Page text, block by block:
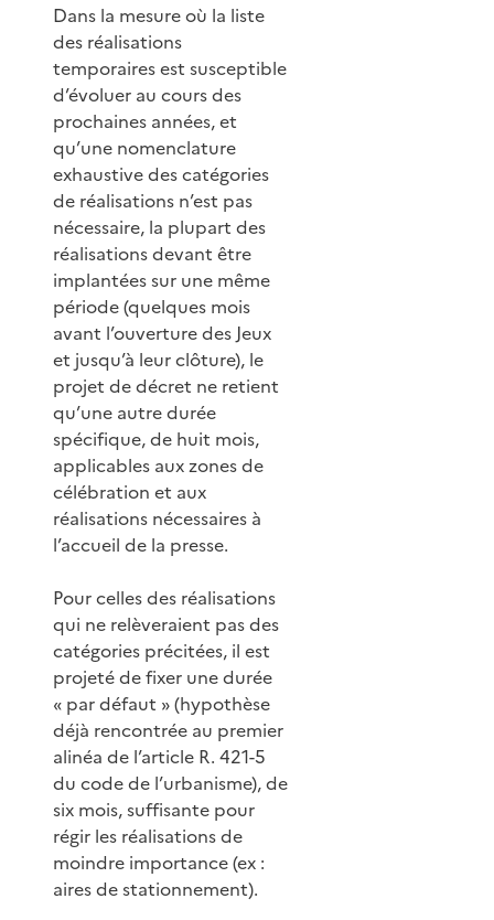
Dans la mesure où la liste
des réalisations
temporaires est susceptible
d’évoluer au cours des
prochaines années, et
qu’une nomenclature
exhaustive des catégories
de réalisations n’est pas
nécessaire, la plupart des
réalisations devant être
implantées sur une même
période (quelques mois
avant l’ouverture des Jeux
et jusqu’à leur clôture), le
projet de décret ne retient
qu’une autre durée
spécifique, de huit mois,
applicables aux zones de
célébration et aux
réalisations nécessaires à
l’accueil de la presse.
Pour celles des réalisations
qui ne relèveraient pas des
catégories précitées, il est
projeté de fixer une durée
« par défaut » (hypothèse
déjà rencontrée au premier
alinéa de l’article R. 421-5
du code de l’urbanisme), de
six mois, suffisante pour
régir les réalisations de
moindre importance (ex :
aires de stationnement).